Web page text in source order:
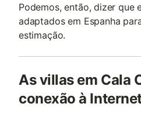
Podemos, então, dizer que
adaptados em Espanha
estimação.
As villas em Cala
conexão à